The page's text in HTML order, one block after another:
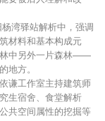
湾驿站解析中，强调
材料和基本构成元
林中另外一片森林——
地方。
谦工作室主持建筑师
生宿舍、食堂解析
共空间属性的挖掘等